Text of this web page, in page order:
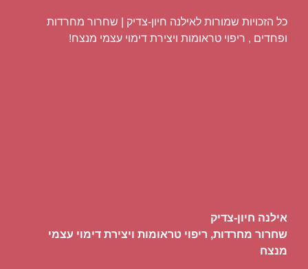
כל הזכויות שמורות לאילנה חיון-צדיק | שחרור מחרדות
ופחדים , ריפוי טראומות ויצירת דימוי עצמי מנצח!
אילנה חיון-צדיק
שחרור מחרדות, ריפוי טראומות ויצירת דימוי עצמי
מנצח